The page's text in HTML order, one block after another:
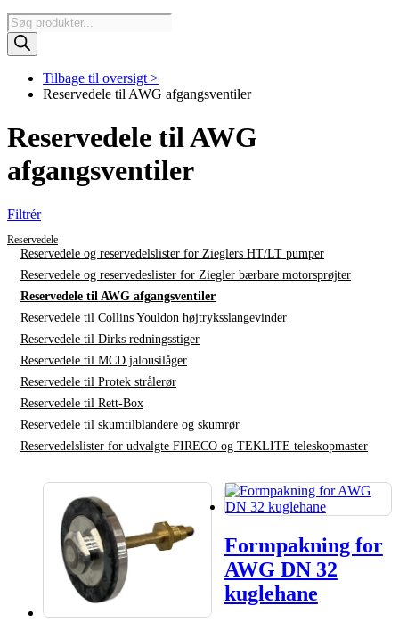
Products
search
Tilbage til oversigt >
Reservedele til AWG afgangsventiler
Reservedele til AWG
afgangsventiler
Filtrér
Reservedele
Reservedele og reservedelslister for Zieglers HT/LT pumper
Reservedele og reservedeslister for Ziegler bærbare motorsprøjter
Reservedele til AWG afgangsventiler
Reservedele til Collins Youldon højtryksslangevinder
Reservedele til Dirks redningsstiger
Reservedele til MCD jalousilåger
Reservedele til Protek strålerør
Reservedele til Rett-Box
Reservedele til skumtilblandere og skumrør
Reservedelslister for udvalgte FIRECO og TEKLITE teleskopmaster
Formpakning for
AWG DN 32
kuglehane